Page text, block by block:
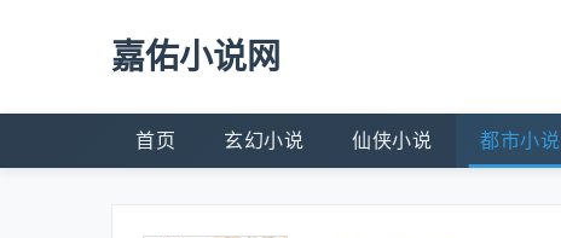
嘉佑小说网
首页 玄幻小说 仙侠小说 都市小说